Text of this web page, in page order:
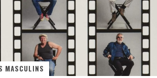
Star Fox
MASCULINS